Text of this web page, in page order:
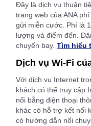
Đây là dịch vụ thuận
trang web của ANA
gửi miễn cước. Phí là
lượng và điểm đến.
chuyến bay. Tìm hiểu
Dịch vụ Wi-Fi
Với dịch vụ Internet
khách có thể truy cập
nối bằng điện thoại
khác có hỗ trợ kết nối
có hướng dẫn nối